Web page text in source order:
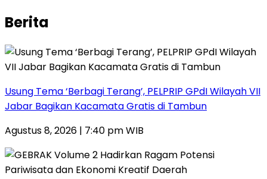
Berita
‎Usung Tema ‘Berbagi Terang’, PELPRIP GPdI Wilayah VII
Jabar Bagikan Kacamata Gratis di Tambun
Agustus 8, 2026 | 7:40 pm WIB